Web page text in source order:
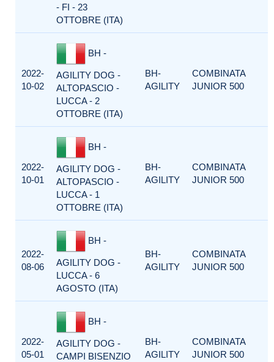
- FI - 23
OTTOBRE (ITA)
2022-
10-02
BH -
AGILITY DOG -
ALTOPASCIO -
LUCCA - 2
OTTOBRE (ITA)
BH-
AGILITY
COMBINATA
JUNIOR 500
2022-
10-01
BH -
AGILITY DOG -
ALTOPASCIO -
LUCCA - 1
OTTOBRE (ITA)
BH-
AGILITY
COMBINATA
JUNIOR 500
2022-
08-06
BH -
AGILITY DOG -
LUCCA - 6
AGOSTO (ITA)
BH-
AGILITY
COMBINATA
JUNIOR 500
2022-
05-01
BH -
AGILITY DOG -
CAMPI BISENZIO
BH-
AGILITY
COMBINATA
JUNIOR 500